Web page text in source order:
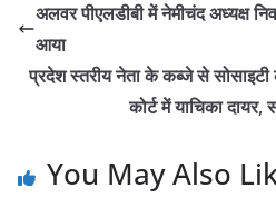
अलवर पीएलडीबी में नेमीचंद अध्यक्ष
आया
प्रदेश स्तरीय नेता के कब्जे से सोसाइटी
कोर्ट में याचिका
You May Also